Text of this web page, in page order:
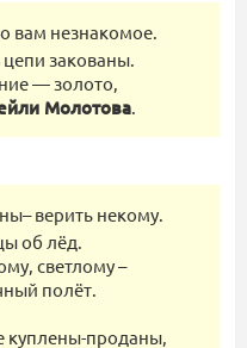
вам незнакомое.
цепи закованы.
— золото,
Молотова.
верить некому.
об лёд.
светлому –
полёт.
куплены-проданы,